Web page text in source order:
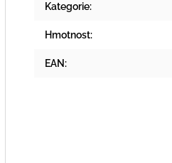
Kategorie:
Hmotnost:
EAN :